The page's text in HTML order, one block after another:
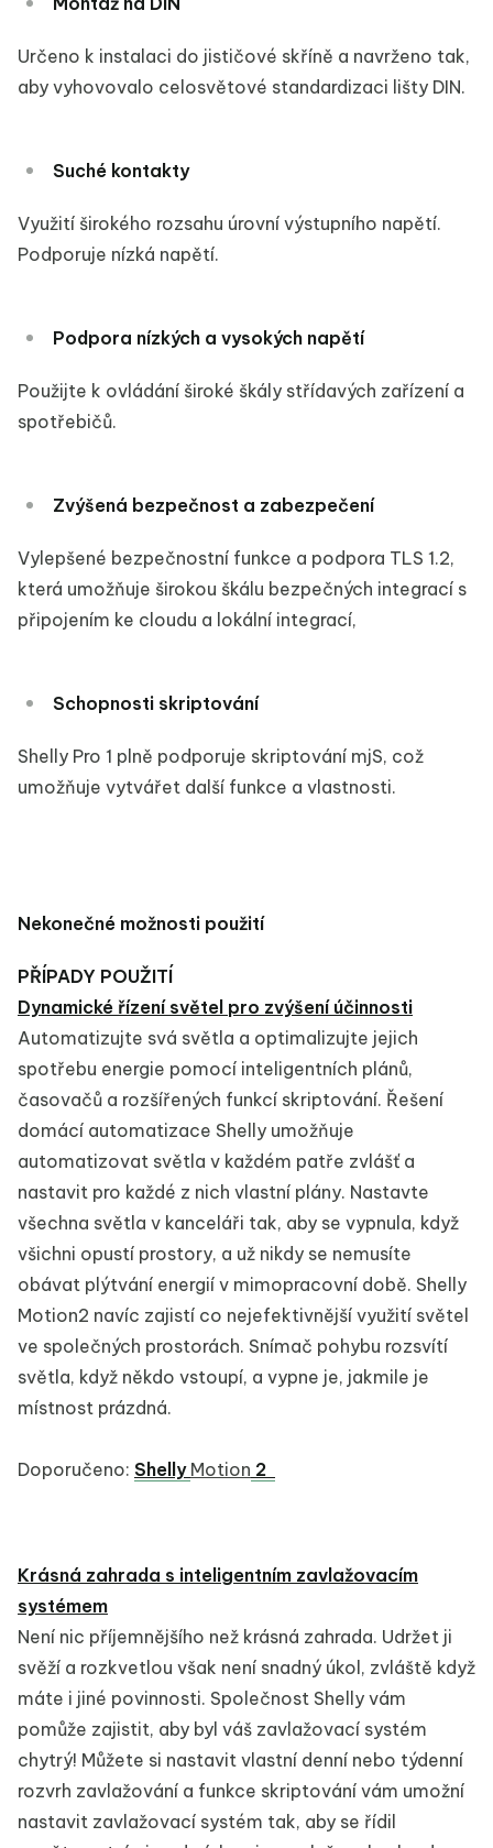
Určeno k instalaci do jističové skříně a navrženo tak,
aby vyhovovalo celosvětové standardizaci lišty DIN.
Suché kontakty
Využití širokého rozsahu úrovní výstupního napětí.
Podporuje nízká napětí.
Podpora nízkých a vysokých napětí
Použijte k ovládání široké škály střídavých zařízení a
spotřebičů.
Zvýšená bezpečnost a zabezpečení
Vylepšené bezpečnostní funkce a podpora TLS 1.2,
která umožňuje širokou škálu bezpečných integrací s
připojením ke cloudu a lokální integrací,
Schopnosti skriptování
Shelly Pro 1 plně podporuje skriptování mjS, což
umožňuje vytvářet další funkce a vlastnosti.
Nekonečné možnosti použití
PŘÍPADY POUŽITÍ
Dynamické řízení světel pro zvýšení účinnosti
Automatizujte svá světla a optimalizujte jejich
spotřebu energie pomocí inteligentních plánů,
časovačů a rozšířených funkcí skriptování. Řešení
domácí automatizace Shelly umožňuje
automatizovat světla v každém patře zvlášť a
nastavit pro každé z nich vlastní plány. Nastavte
všechna světla v kanceláři tak, aby se vypnula, když
všichni opustí prostory, a už nikdy se nemusíte
obávat plýtvání energií v mimopracovní době. Shelly
Motion2 navíc zajistí co nejefektivnější využití světel
ve společných prostorách. Snímač pohybu rozsvítí
světla, když někdo vstoupí, a vypne je, jakmile je
místnost prázdná.
Doporučeno: Shelly Motion 2
Krásná zahrada s inteligentním zavlažovacím
systémem
Není nic příjemnějšího než krásná zahrada. Udržet ji
svěží a rozkvetlou však není snadný úkol, zvláště když
máte i jiné povinnosti. Společnost Shelly vám
pomůže zajistit, aby byl váš zavlažovací systém
chytrý! Můžete si nastavit vlastní denní nebo týdenní
rozvrh zavlažování a funkce skriptování vám umožní
nastavit zavlažovací systém tak, aby se řídil